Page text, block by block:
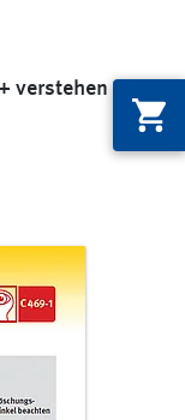
verstehen C